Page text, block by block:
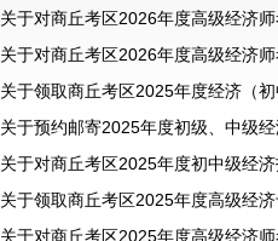
关于对商丘考区2026年度高级经济
关于对商丘考区2026年度高级经济
关于领取商丘考区2025年度经济（
关于预约邮寄2025年度初级、中级
关于对商丘考区2025年度初中级经
关于领取商丘考区2025年度高级经
关于对商丘考区2025年度高级经济